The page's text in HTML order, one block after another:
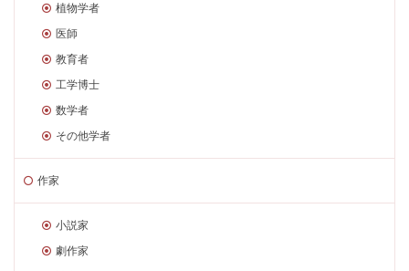
植物学者
医師
教育者
工学博士
数学者
その他学者
作家
小説家
劇作家